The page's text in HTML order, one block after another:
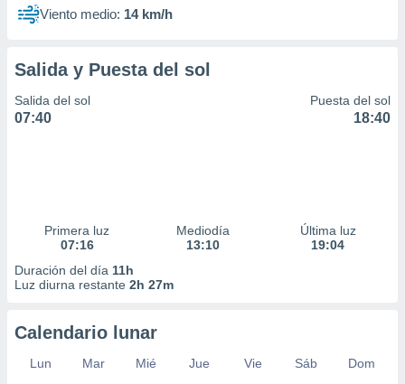
Viento medio: 14 km/h
Salida y Puesta del sol
Salida del sol
07:40
Puesta del sol
18:40
Primera luz
07:16
Mediodía
13:10
Última luz
19:04
Duración del día 11h
Luz diurna restante 2h 27m
Calendario lunar
Lun Mar Mié Jue Vie Sáb
Dom